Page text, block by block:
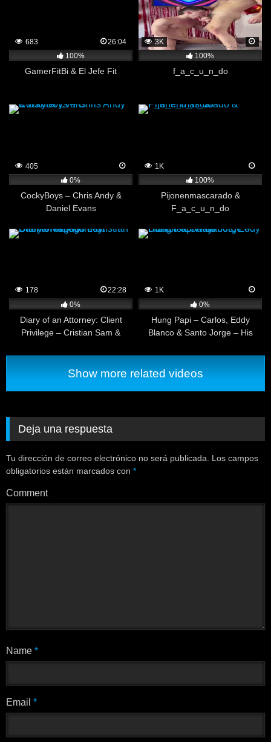
683
26:04
100%
GamerFitBi & El Jefe Fit
3K
100%
f_a_c_u_n_do
405
0%
CockyBoys – Chris Andy &
Daniel Evans
1K
100%
Pijonenmascarado &
F_a_c_u_n_do
178
22:28
0%
Diary of an Attorney: Client
Privilege – Cristian Sam &
1K
0%
Hung Papi – Carlos, Eddy
Blanco & Santo Jorge – His
Show more related videos
Deja una respuesta
Tu dirección de correo electrónico no será publicada.
Los campos
obligatorios están marcados con *
Comment
Name *
Email *